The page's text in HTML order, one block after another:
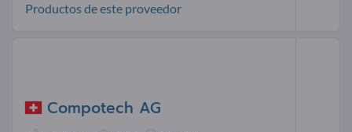
Productos de este proveedor
Compotech AG